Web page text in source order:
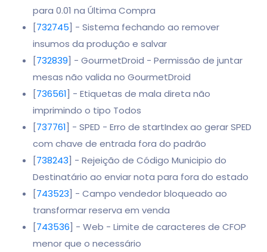
para 0.01 na Última Compra
[732745] - Sistema fechando ao remover
insumos da produção e salvar
[732839] - GourmetDroid - Permissão de juntar
mesas não valida no GourmetDroid
[736561] - Etiquetas de mala direta não
imprimindo o tipo Todos
[737761] - SPED - Erro de startIndex ao gerar SPED
com chave de entrada fora do padrão
[738243] - Rejeição de Código Municipio do
Destinatário ao enviar nota para fora do estado
[743523] - Campo vendedor bloqueado ao
transformar reserva em venda
[743536] - Web - Limite de caracteres de CFOP
menor que o necessário